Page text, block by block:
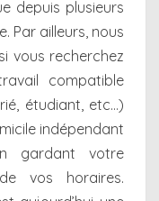
depuis plusieurs
Par ailleurs, nous
vous recherchez
compatible
étudiant, etc…)
indépendant
gardant votre
vos horaires.